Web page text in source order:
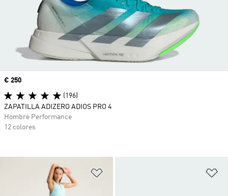
Precio
€ 250
(196)
ZAPATILLA ADIZERO ADIOS PRO 4
Hombre Performance
12 colores